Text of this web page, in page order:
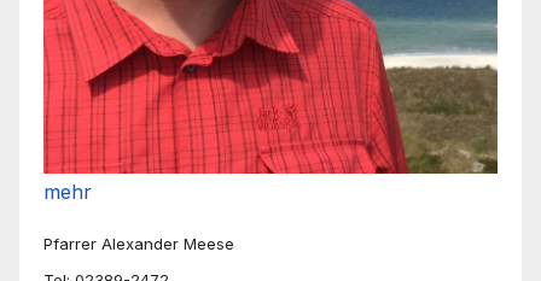
mehr
Pfarrer Alexander Meese